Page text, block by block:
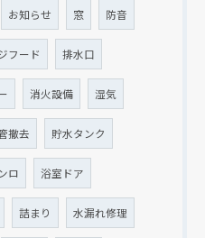
お知らせ 窓 防音
フード 排水口
消火設備 湿気
撤去 貯水タンク
ロ 浴室ドア
詰まり 水漏れ修理